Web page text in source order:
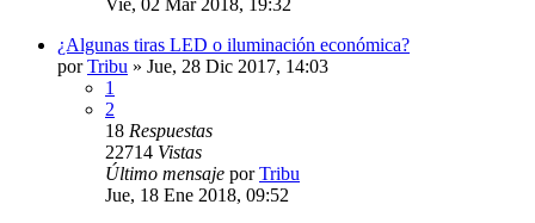
¿Algunas tiras LED o iluminación económica?
porTribu » Jue, 28 Dic 2017, 14:03
1
2
18 Respuestas
22714 Vistas
Último mensaje porTribu
Jue, 18 Ene 2018, 09:52